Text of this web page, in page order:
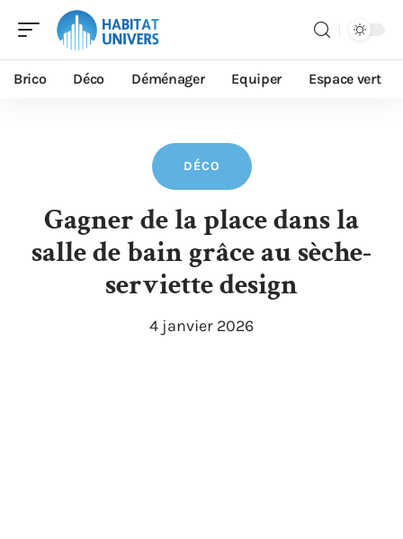
Brico Déco Déménager Equiper Espace vert
DÉCO
Gagner de la place dans la
salle de bain grâce au sèche-
serviette design
4 janvier 2026